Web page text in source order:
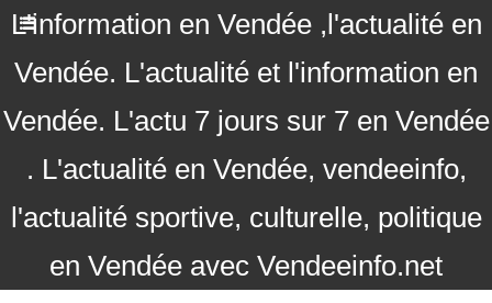
L'information en Vendée ,l'actualité en
Vendée. L'actualité et l'information en
Vendée. L'actu 7 jours sur 7 en Vendée
. L'actualité en Vendée, vendeeinfo,
l'actualité sportive, culturelle, politique
en Vendée avec Vendeeinfo.net